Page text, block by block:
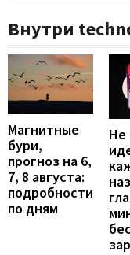
Внутри
Магнитные
бури,
прогноз на 6,
7, 8 августа:
подробности
по дням
Не